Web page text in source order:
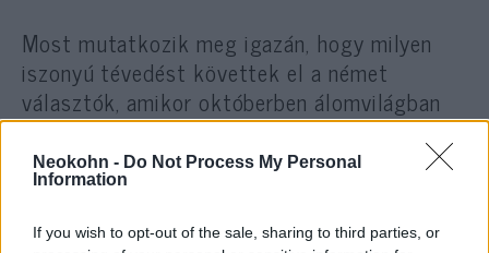
Neokohn - Do Not Process My Personal
Information
If you wish to opt-out of the sale, sharing to third parties, or
Most mutatkozik meg igazán, hogy milyen
iszonyú tévedést követtek el a német
választók, amikor októberben álomvilágban
élő, realitásképtelen és gyerekes
mitugrászokat választottak meg politikai
döntéshozóknak. Az új szociáldemokrata
honvédelmi miniszter egy trottyos